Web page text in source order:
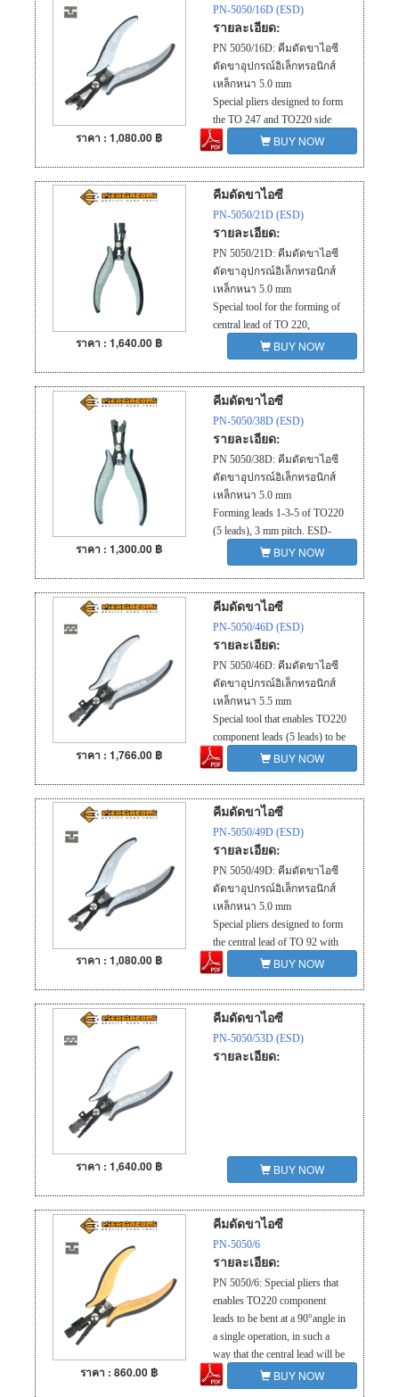
PN-5050/16D (ESD)
รายละเอียด:
PN 5050/16D: คีมดัดขาไอซี
ดัดขาอุปกรณ์อิเล็กทรอนิกส์
เหล็กหนา 5.0 mm
Special pliers designed to form
the TO 247 and TO220 side
leads at 3.81mm pitch.
ราคา : 1,080.00 ฿ BUY NOW
คีมดัดขาไอซี
PN-5050/21D (ESD)
รายละเอียด:
PN 5050/21D: คีมดัดขาไอซี
ดัดขาอุปกรณ์อิเล็กทรอนิกส์
เหล็กหนา 5.0 mm
Special tool for the forming of
central lead of TO 220,
2.54mm pitch.
ราคา : 1,640.00 ฿ BUY NOW
คีมดัดขาไอซี
PN-5050/38D (ESD)
รายละเอียด:
PN 5050/38D: คีมดัดขาไอซี
ดัดขาอุปกรณ์อิเล็กทรอนิกส์
เหล็กหนา 5.0 mm
Forming leads 1-3-5 of TO220
(5 leads), 3 mm pitch. ESD-
safe handles.
ราคา : 1,300.00 ฿ BUY NOW
คีมดัดขาไอซี
PN-5050/46D (ESD)
รายละเอียด:
PN 5050/46D: คีมดัดขาไอซี
ดัดขาอุปกรณ์อิเล็กทรอนิกส์
เหล็กหนา 5.5 mm
Special tool that enables TO220
component leads (5 leads) to be
bent at a 90°angle in a single
operation, in such a way that 2
shorter than 1- 3 - 5 leads. It is
possible to adjust the distance
by a sliding foil (min. 3mm)
ราคา : 1,766.00 ฿ BUY NOW
คีมดัดขาไอซี
PN-5050/49D (ESD)
รายละเอียด:
PN 5050/49D: คีมดัดขาไอซี
ดัดขาอุปกรณ์อิเล็กทรอนิกส์
เหล็กหนา 5.0 mm
Special pliers designed to form
the central lead of TO 92 with
2.54mm pitch.
ราคา : 1,080.00 ฿ BUY NOW
คีมดัดขาไอซี
PN-5050/53D (ESD)
รายละเอียด:
ราคา : 1,640.00 ฿ BUY NOW
คีมดัดขาไอซี
PN-5050/6
รายละเอียด:
PN 5050/6: Special pliers that
enables TO220 component
leads to be bent at a 90°angle in
a single operation, in such a
way that the central lead will be
2.54mm longer than the side
leads. It is possible to adjust the
ราคา : 860.00 ฿ BUY NOW